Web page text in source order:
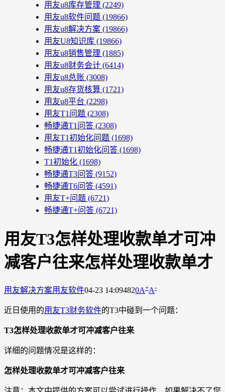
用友u8库存管理 (2249)
用友u8软件问题 (19866)
用友u8解决方案 (19866)
用友U8知识库 (19866)
用友u8销售管理 (1885)
用友u8财务会计 (6414)
用友u8总账 (3008)
用友u8存货核算 (1721)
用友u8平台 (2298)
用友T1问题 (2308)
畅捷通T1问答 (2308)
用友T1初始化问题 (1698)
畅捷通T1初始化问答 (1698)
T1初始化 (1698)
畅捷通T3问答 (9152)
畅捷通T6问答 (4591)
用友T+问题 (6721)
畅捷通T+问答 (6721)
用友T3怎样处理收款单才可冲
减客户往来怎样处理收款单才
用友解决方案用友软件04-23 14:094820A+A-
近日使用的用友T3财务软件的T3中碰到一个问题：
T3怎样处理收款单才可冲减客户往来
详细的问题情况是这样的：
怎样处理收款单才可冲减客户往来